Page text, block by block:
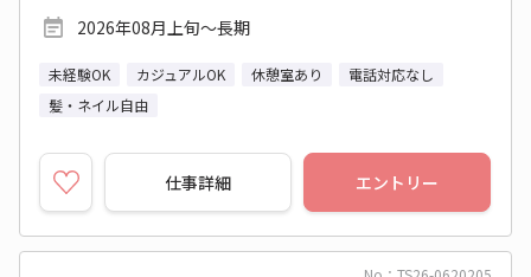
2026年08月上旬～長期
未経験OK カジュアルOK 休憩室あり
電話対応なし
髪・ネイル自由
仕事詳細 エントリー